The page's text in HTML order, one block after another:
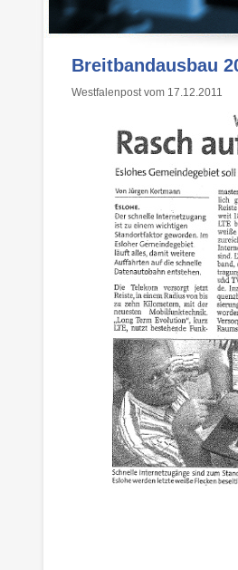
Breitbandausbau
Westfalenpost vom 17.12.2011